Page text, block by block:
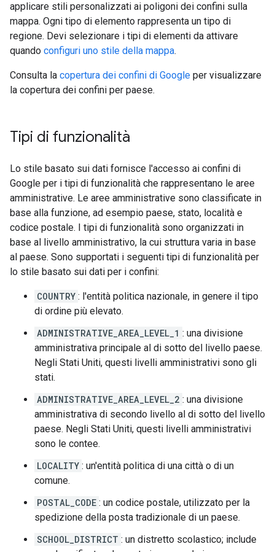
applicare stili personalizzati ai poligoni dei confini sulla
mappa. Ogni tipo di elemento rappresenta un tipo di
regione. Devi selezionare i tipi di elementi da attivare
quando configuri uno stile della mappa.
Consulta la copertura dei confini di Google per visualizzare
la copertura dei confini per paese.
Tipi di funzionalità
Lo stile basato sui dati fornisce l'accesso ai confini di
Google per i tipi di funzionalità che rappresentano le aree
amministrative. Le aree amministrative sono classificate in
base alla funzione, ad esempio paese, stato, località e
codice postale. I tipi di funzionalità sono organizzati in
base al livello amministrativo, la cui struttura varia in base
al paese. Sono supportati i seguenti tipi di funzionalità per
lo stile basato sui dati per i confini:
COUNTRY : l'entità politica nazionale, in genere il tipo
di ordine più elevato.
ADMINISTRATIVE_AREA_LEVEL_1 : una divisione
amministrativa principale al di sotto del livello paese.
Negli Stati Uniti, questi livelli amministrativi sono gli
stati.
ADMINISTRATIVE_AREA_LEVEL_2 : una divisione
amministrativa di secondo livello al di sotto del livello
paese. Negli Stati Uniti, questi livelli amministrativi
sono le contee.
LOCALITY : un'entità politica di una città o di un
comune.
POSTAL_CODE : un codice postale, utilizzato per la
spedizione della posta tradizionale di un paese.
SCHOOL_DISTRICT : un distretto scolastico; include